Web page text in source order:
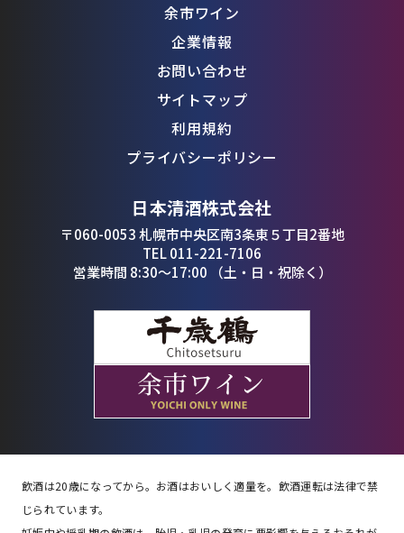
余市ワイン
企業情報
お問い合わせ
サイトマップ
利用規約
プライバシーポリシー
日本清酒株式会社
〒060-0053 札幌市中央区南3条東５丁目2番地
TEL 011-221-7106
営業時間 8:30〜17:00 （土・日・祝除く）
飲酒は20歳になってから。お酒はおいしく適量を。飲酒運転は法律で禁
じられています。